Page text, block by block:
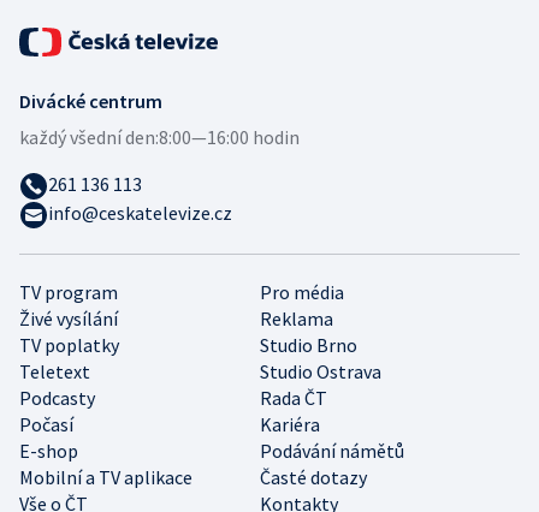
TV program
Pro média
Živé vysílání
Reklama
TV poplatky
Studio Brno
Teletext
Studio Ostrava
Podcasty
Rada ČT
Počasí
Kariéra
E-shop
Podávání námětů
Mobilní a TV aplikace
Časté dotazy
Vše o ČT
Kontakty
Divácké centrum
každý všední den:8:00—16:00 hodin
261 136 113
info@ceskatelevize.cz